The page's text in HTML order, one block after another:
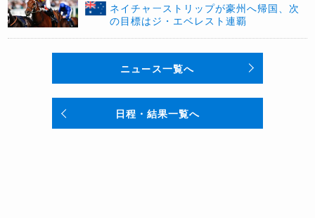
ネイチャーストリップが豪州へ帰国、次
の目標はジ・エベレスト連覇
ニュース一覧へ
日程・結果一覧へ